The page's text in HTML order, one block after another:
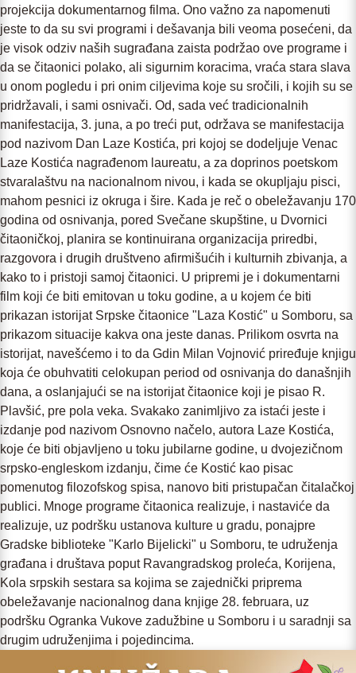
projekcija dokumentarnog filma. Ono važno za napomenuti
jeste to da su svi programi i dešavanja bili veoma posećeni, da
je visok odziv naših sugrađana zaista podržao ove programe i
da se čitaonici polako, ali sigurnim koracima, vraća stara slava
u onom pogledu i pri onim ciljevima koje su sročili, i kojih su se
pridržavali, i sami osnivači. Od, sada već tradicionalnih
manifestacija, 3. juna, a po treći put, održava se manifestacija
pod nazivom Dan Laze Kostića, pri kojoj se dodeljuje Venac
Laze Kostića nagrađenom laureatu, a za doprinos poetskom
stvaralaštvu na nacionalnom nivou, i kada se okupljaju pisci,
mahom pesnici iz okruga i šire. Kada je reč o obeležavanju 170
godina od osnivanja, pored Svečane skupštine, u Dvornici
čitaoničkoj, planira se kontinuirana organizacija priredbi,
razgovora i drugih društveno afirmišućih i kulturnih zbivanja, a
kako to i pristoji samoj čitaonici. U pripremi je i dokumentarni
film koji će biti emitovan u toku godine, a u kojem će biti
prikazan istorijat Srpske čitaonice "Laza Kostić" u Somboru, sa
prikazom situacije kakva ona jeste danas. Prilikom osvrta na
istorijat, navešćemo i to da Gdin Milan Vojnović priređuje knjigu
koja će obuhvatiti celokupan period od osnivanja do današnjih
dana, a oslanjajući se na istorijat čitaonice koji je pisao R.
Plavšić, pre pola veka. Svakako zanimljivo za istaći jeste i
izdanje pod nazivom Osnovno načelo, autora Laze Kostića,
koje će biti objavljeno u toku jubilarne godine, u dvojezičnom
srpsko-engleskom izdanju, čime će Kostić kao pisac
pomenutog filozofskog spisa, nanovo biti pristupačan čitalačkoj
publici. Mnoge programe čitaonica realizuje, i nastaviće da
realizuje, uz podršku ustanova kulture u gradu, ponajpre
Gradske biblioteke "Karlo Bijelicki" u Somboru, te udruženja
građana i društava poput Ravangradskog proleća, Korijena,
Kola srpskih sestara sa kojima se zajednički priprema
obeležavanje nacionalnog dana knjige 28. februara, uz
podršku Ogranka Vukove zadužbine u Somboru i u saradnji sa
drugim udruženjima i pojedincima.